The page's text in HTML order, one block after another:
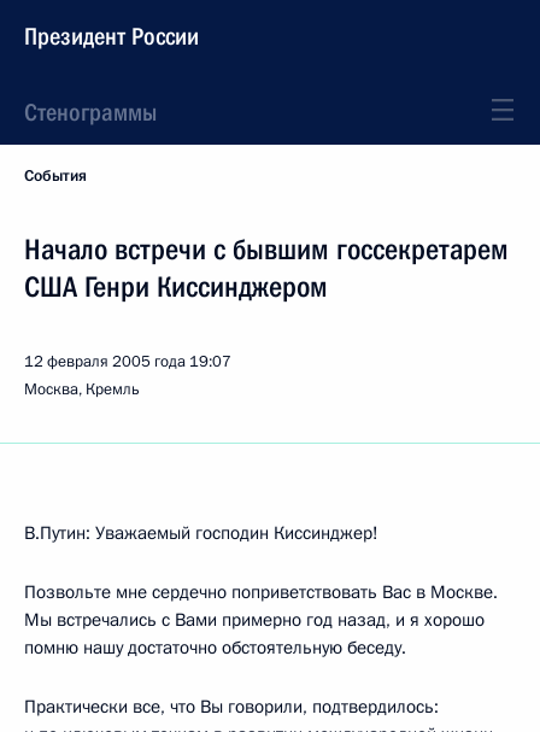
Президент России
Стенограммы
События
Начало встречи с бывшим госсекретарем
США Генри Киссинджером
12 февраля 2005 года 19:07
Москва, Кремль
В.Путин: Уважаемый господин Киссинджер!
Позвольте мне сердечно поприветствовать Вас в Москве.
Мы встречались с Вами примерно год назад, и я хорошо
помню нашу достаточно обстоятельную беседу.
Практически все, что Вы говорили, подтвердилось: